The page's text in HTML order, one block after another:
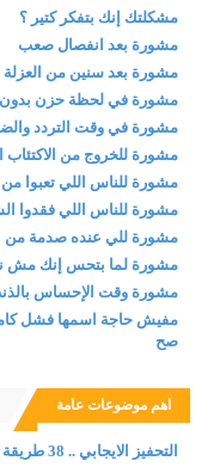
مشكلتك إنك بتفكر كتير ؟
مشورة بعد انفصال صعب
مشورة بعد سنين من العزلة
مشورة في لحظة حزن
مشورة في وقت التردد
مشورة للخروج من الاكتئاب
مشورة للناس اللي تعبوا
مشورة للناس اللي فقدوا
مشورة للي عنده صدمة من
مشورة لما بتحس إنك مش
مشورة وقت الإحساس
مفيش حاجة اسمها فشل
صح
اهم موضوعات عامة
التحفيز الايجابي .. 38 طريقة تساعدك لتحفيز نفسك على العمل والتطور